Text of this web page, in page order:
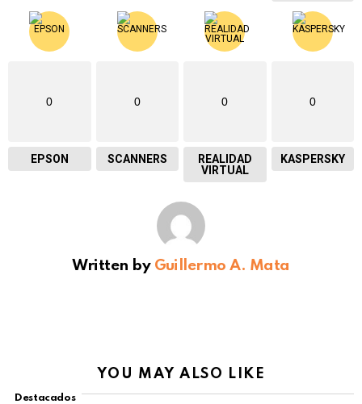
0
EPSON
0
SCANNERS
0
REALIDAD
VIRTUAL
0
KASPERSKY
Written by Guillermo A. Mata
YOU MAY ALSO LIKE
Destacados